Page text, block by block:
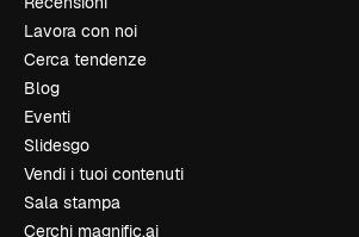
Lavora con noi
Cerca tendenze
Blog
Eventi
Slidesgo
Vendi i tuoi contenuti
Sala stampa
Cerchi magnific.ai